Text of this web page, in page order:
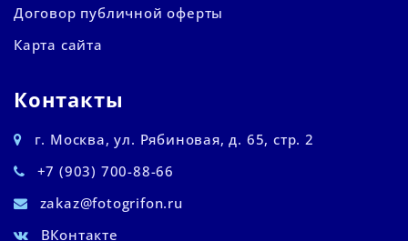
Договор публичной оферты
Карта сайта
Контакты
г. Москва, ул. Рябиновая, д. 65, стр. 2
+7 (903) 700-88-66
zakaz@fotogrifon.ru
ВКонтакте